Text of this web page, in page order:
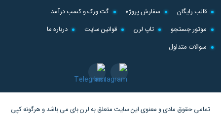
قالب رایگان
سفارش پروژه
گت ورک و کسب درآمد
موتور جستجو
تاپ لرن قوانین سایت
درباره ما
سوالات متداول
تمامی حقوق مادی و معنوی این سایت متعلق بهلرن بایمی باشد و هرگونه کپی